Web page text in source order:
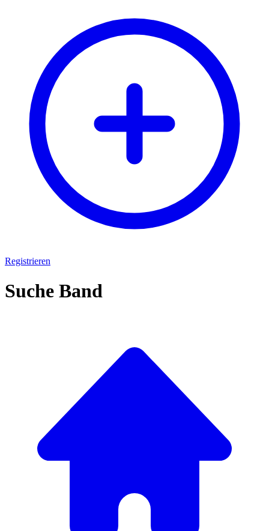
Registrieren
Suche Band